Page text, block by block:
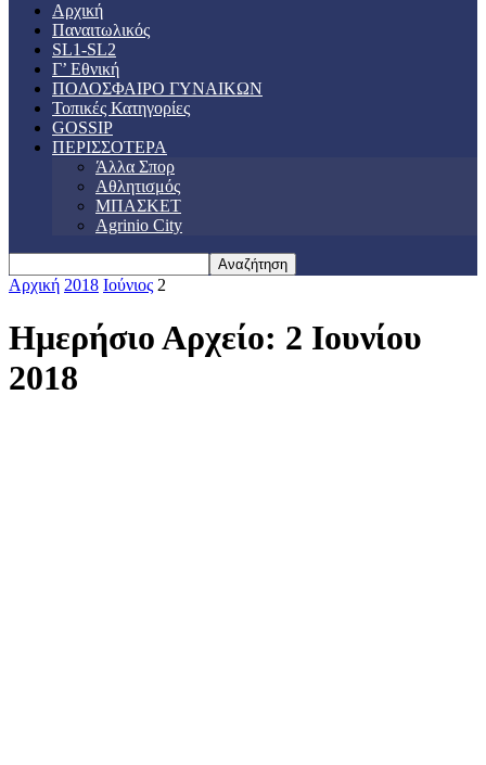
Αρχική
Παναιτωλικός
SL1-SL2
Γ’ Εθνική
ΠΟΔΟΣΦΑΙΡΟ ΓΥΝΑΙΚΩΝ
Τοπικές Κατηγορίες
GOSSIP
ΠΕΡΙΣΣΟΤΕΡΑ
Άλλα Σπορ
Αθλητισμός
ΜΠΑΣΚΕΤ
Agrinio City
Αρχική 2018 Ιούνιος 2
Ημερήσιο Αρχείο: 2 Ιουνίου
2018